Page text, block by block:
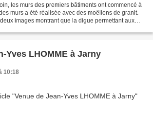
les murs des premiers bâtiments ont commencé à
murs a été réalisée avec des moëllons de granit.
images montrant que la digue permettant aux
Yves LHOMME à Jarny
10:18